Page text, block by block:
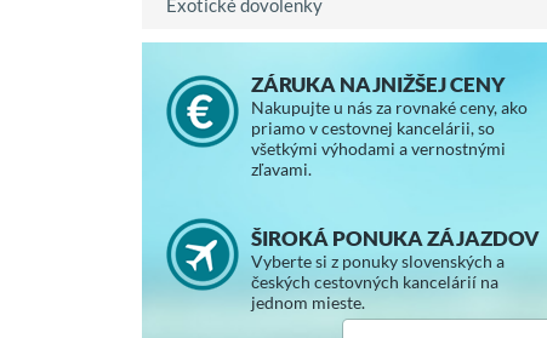
Exotické dovolenky
ZÁRUKA NAJNIŽŠEJ CENY
Nakupujte u nás za rovnaké ceny, ako
priamo v cestovnej kancelárii, so
všetkými výhodami a vernostnými
zľavami.
ŠIROKÁ PONUKA ZÁJAZDOV
Vyberte si z ponuky slovenských a
českých cestovných kancelárií na
jednom mieste.